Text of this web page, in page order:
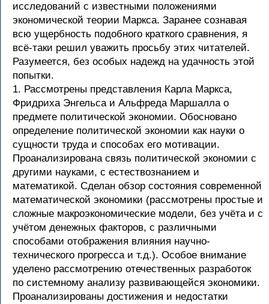
исследований с известными положениями
экономической теории Маркса. Заранее сознавая
всю ущербность подобного краткого сравнения, я
всё-таки решил уважить просьбу этих читателей.
Разумеется, без особых надежд на удачность этой
попытки.
1. Рассмотрены представления Карла Маркса,
Фридриха Энгельса и Альфреда Маршалла о
предмете политической экономии. Обосновано
определение политической экономии как науки о
сущности труда и способах его мотивации.
Проанализирована связь политической экономии с
другими науками, с естествознанием и
математикой. Сделан обзор состояния современной
математической экономики (рассмотрены простые и
сложные макроэкономические модели, без учёта и с
учётом денежных факторов, с различными
способами отображения влияния научно-
технического прогресса и т.д.). Особое внимание
уделено рассмотрению отечественных разработок
по системному анализу развивающейся экономики.
Проанализированы достижения и недостатки